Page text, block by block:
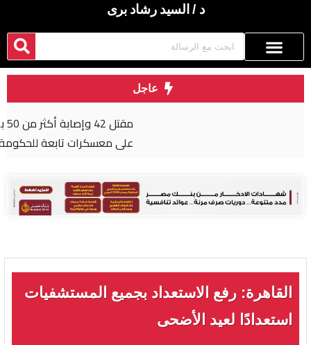
د / السيد رشاد برى
عاجل
مقتل 42 وإصابة أكثر من 50 بهجوم شنه الحوثيون
على معسكرات تابعة للحكومة في مأرب وحضرموت
القاهرة: رفع الاستعداد بجميع المستشفيات
استعدادًا لعيد الأضحى